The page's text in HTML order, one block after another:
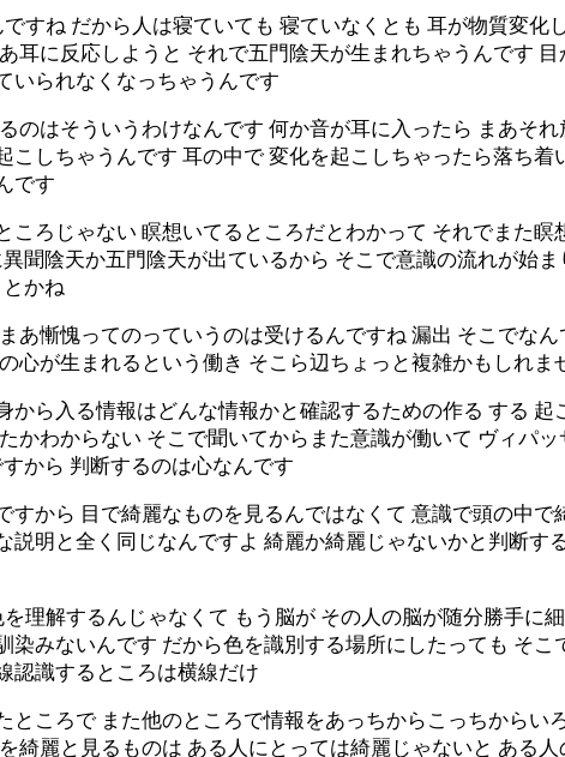
すね だから人は寝ていても 寝ていなくとも 耳が物質変化
耳に反応しようと それで五門陰天が生まれちゃうんです
いられなくなっちゃうんです
はそういうわけなんです 何か音が耳に入ったら まあそ
しちゃうんです 耳の中で 変化を起こしちゃったら落ち
です
ろじゃない 瞑想いてるところだとわかって それでまた
聞陰天か五門陰天が出ているから そこで意識の流れが始
かね
あ慚愧ってのっていうのは受けるんですね 漏出 そこでな
心が生まれるという働き そこら辺ちょっと複雑かもしれま
ら入る情報はどんな情報かと確認するための作る する
かわからない そこで聞いてからまた意識が働いて ヴィパ
から 判断するのは心なんです
から 目で綺麗なものを見るんではなくて 意識で頭の中
明と全く同じなんですよ 綺麗か綺麗じゃないかと判断す
理解するんじゃなくて もう脳が その人の脳が随分勝手に
みないんです だから色を識別する場所にしたっても そ
認識するところは横線だけ
ころで また他のところで情報をあっちからこっちからい
綺麗と見るものは ある人にとっては綺麗じゃないと ある